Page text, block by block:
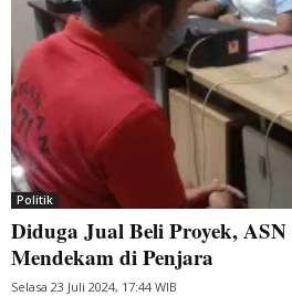
Politik
Diduga Jual Beli Proyek,
Mendekam di Penjara
Selasa 23 Juli 2024, 17:44 WIB